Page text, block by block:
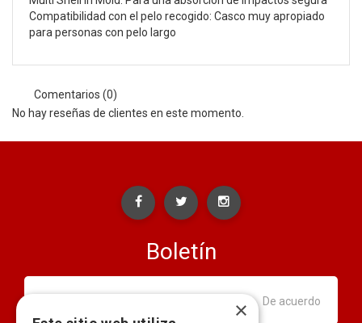
Compatibilidad con el pelo recogido: Casco muy apropiado
para personas con pelo largo
Comentarios (0)
No hay reseñas de clientes en este momento.
Boletín
×